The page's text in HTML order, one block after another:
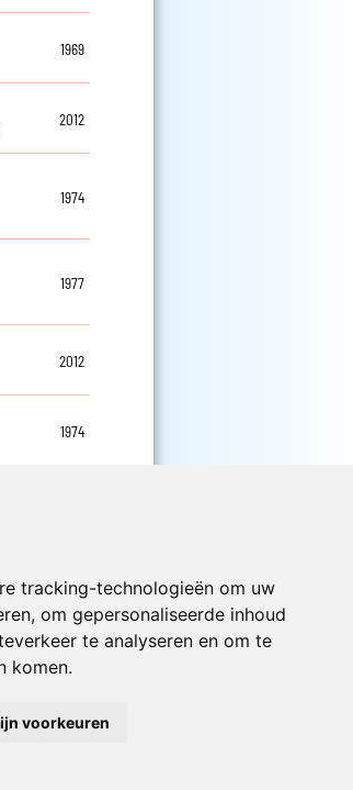
tracking-technologieën om uw
om gepersonaliseerde inhoud
te analyseren en om te
komen.
voorkeuren
1969
2012
1974
1977
2012
1974
De beste
muziek uit de lage
al 20 jaar. In
je laptop, tablet